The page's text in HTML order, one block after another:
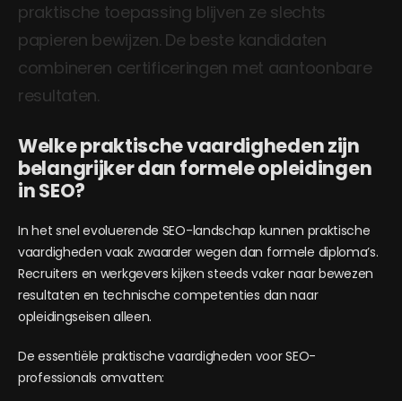
praktische toepassing blijven ze slechts
papieren bewijzen. De beste kandidaten
combineren certificeringen met aantoonbare
resultaten.
Welke praktische vaardigheden zijn
belangrijker dan formele opleidingen
in SEO?
In het snel evoluerende SEO-landschap kunnen praktische
vaardigheden vaak zwaarder wegen dan formele diploma’s.
Recruiters en werkgevers kijken steeds vaker naar bewezen
resultaten en technische competenties dan naar
opleidingseisen alleen.
De essentiële praktische vaardigheden voor SEO-
professionals omvatten: